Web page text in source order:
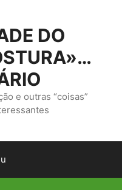
DO
e outras “coisas”